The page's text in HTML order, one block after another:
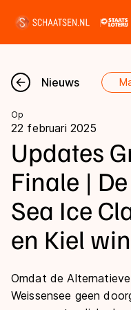
Nieuws
Kalender
Disciplines
Marathon
Langebaan
Inlineskaten
Uitslagen
Shorttrack
Tijden &
Ranglijsten Langebaan
Nieuws
Op
22 februari 2025
Updates
Finale |
Sea Ice
en Kiel
Omdat de
Weissensee geen